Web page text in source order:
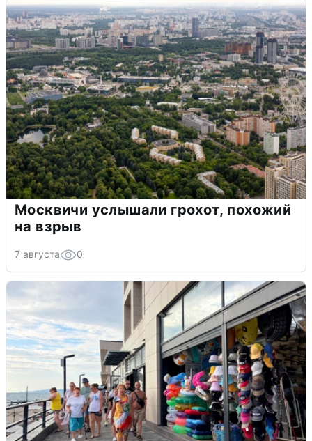
Москвичи услышали грохот, похожий
на взрыв
7 августа 0